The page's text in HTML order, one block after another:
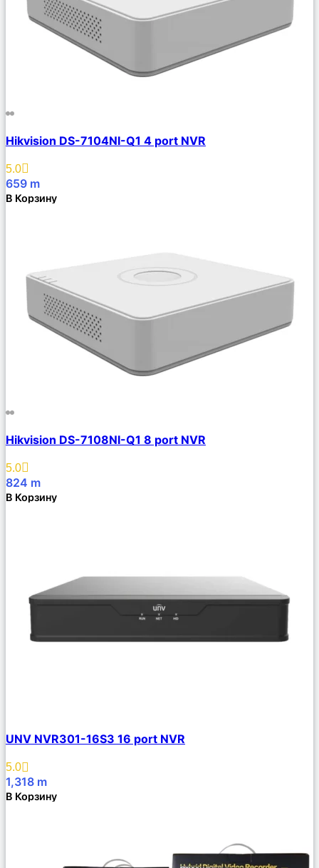
Описание
Избранное
Hikvision DS-7104NI-Q1 4 port NVR
5.0
659 m
В Корзину
Описание
Избранное
Hikvision DS-7108NI-Q1 8 port NVR
5.0
824 m
В Корзину
Описание
Избранное
UNV NVR301-16S3 16 port NVR
5.0
1,318 m
В Корзину